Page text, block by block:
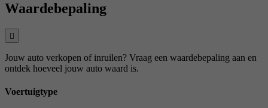
Waardebepaling
Jouw auto verkopen of inruilen? Vraag een waardebepaling aan en
ontdek hoeveel jouw auto waard is.
Voertuigtype